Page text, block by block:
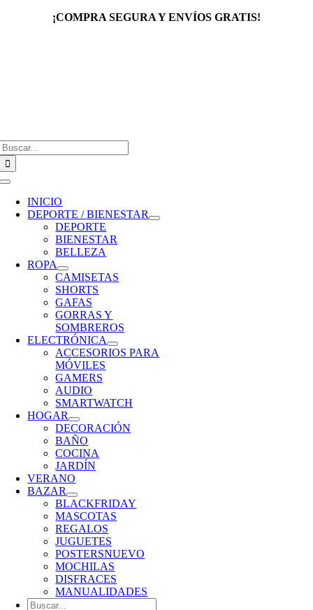
¡COMPRA SEGURA Y ENVÍOS GRATIS!
Toggle
Navigation
INICIO
DEPORTE / BIENESTAR
DEPORTE
BIENESTAR
BELLEZA
ROPA
CAMISETAS
SHORTS
GAFAS
GORRAS Y
SOMBREROS
ELECTRÓNICA
ACCESORIOS PARA
MÓVILES
GAMERS
AUDIO
SMARTWATCH
HOGAR
DECORACIÓN
BAÑO
COCINA
JARDÍN
VERANO
BAZAR
BLACKFRIDAY
MASCOTAS
REGALOS
JUGUETES
POSTERSNUEVO
MOCHILAS
DISFRACES
MANUALIDADES
Buscar: